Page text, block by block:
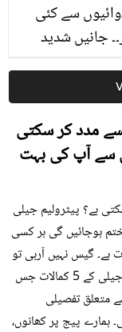
سے کئی
جانیں شدید
چاہیے؟
مدد کر سکتی
5 کمالات جس سے آپ کی بہت
ہے؟ پیٹرولیم جیلی
ہوجائیں گی ہر کسی
ہے۔ گیس نہیں آرہی تو
ویسلین آپ کی کیسے مدد کر سکتی ہے؟ پیٹرولیم جیلی کے 5 کمالات جس
متعلق تفصیلی
ہمارے پیج پر کھانوں،